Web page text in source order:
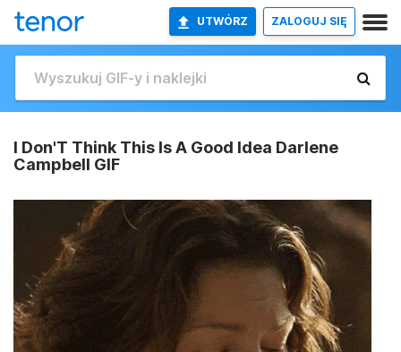
UTWÓRZ ZALOGUJ SIĘ
I Don'T Think This Is A Good Idea Darlene
Campbell GIF